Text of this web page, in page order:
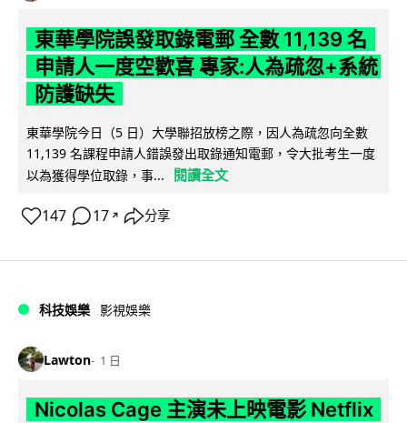
東華學院誤發取錄電郵 全數 11,139 名
申請人一度空歡喜 專家:人為疏忽+系統
防護缺失
東華學院今日（5 日）大學聯招放榜之際，因人為疏忽向全數
11,139 名課程申請人錯誤發出取錄通知電郵，令大批考生一度
以為獲得學位取錄，事...
閱讀全文
147 17 ↗ 分享
科技娛樂 影視娛樂
Lawton 1 日
Nicolas Cage 主演未上映電影 Netflix